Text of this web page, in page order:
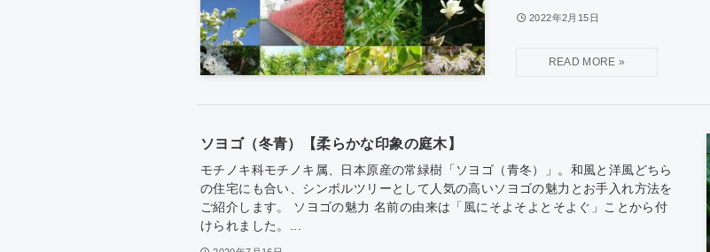
2022年2月15日
ソヨゴ（冬青）【柔らかな印象の庭木】
モチノキ科モチノキ属、日本原産の常緑樹「ソヨゴ（青冬）」。和風と洋風どちら
の住宅にも合い、シンボルツリーとして人気の高いソヨゴの魅力とお手入れ方法を
ご紹介します。 ソヨゴの魅力 名前の由来は「風にそよそよとそよぐ」ことから付
けられました。...